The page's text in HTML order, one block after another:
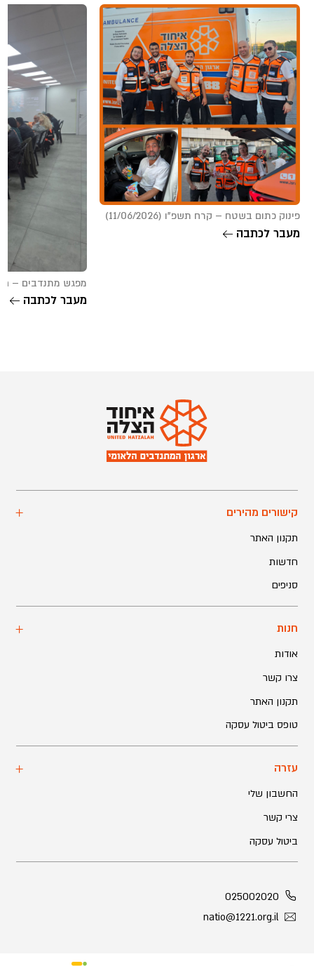
פינוק כתום בשטח – קרח תשפ”ו (11/06/2026)
מעבר לכתבה
מפגש מתנדבים – חיפה (26/
מעבר לכתבה
קישורים מהירים
תקנון האתר
חדשות
סניפים
חנות
אודות
צרו קשר
תקנון האתר
טופס ביטול עסקה
עזרה
החשבון שלי
צרי קשר
ביטול עסקה
025002020
natio@1221.org.il